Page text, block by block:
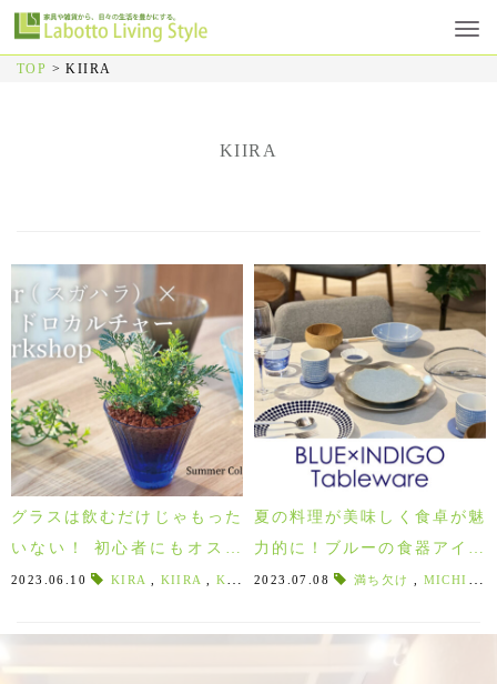
TOP >KIIRA
KIIRA
グラスは飲むだけじゃもった
いない！ 初心者にもオスス
メ！スガハラガラスに植物を
2023.06.10 KIRA KIIRA KRA ,ハイドロカルチャーワークショップ
夏の料理が美味しく食卓が魅
力的に！ブルーの食器アイテ
ム特集♪
2023.07.08 満ち欠け MICHIKAKE